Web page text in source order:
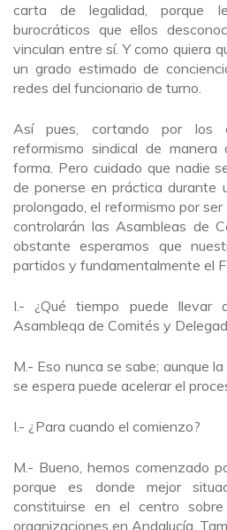
carta de legalidad, porque
burocráticos que ellos
vinculan entre sí. Y como quiera
un grado estimado de
redes del funcionario de turno.
Así pues, cortando por los
reformismo sindical de
forma. Pero cuidado que nadie
de ponerse en práctica durante
prolongado, el reformismo por
controlarán las Asambleas de
obstante esperamos que
partidos y fundamentalmente el
I.- ¿Qué tiempo puede llevar
Asambleqa de Comités y
M.- Eso nunca se sabe; aunque
se espera puede acelerar el
I.- ¿Para cuando el comienzo?
M.- Bueno, hemos comenzado
porque es donde mejor
constituirse en el centro
organizaciones en Andalucía.